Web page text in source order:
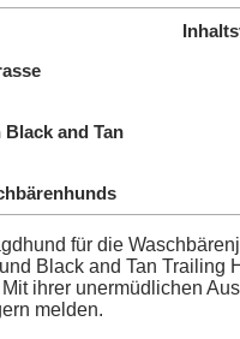
and Tan
für die
Black and Tan
ihrer unermüdlichen
melden.